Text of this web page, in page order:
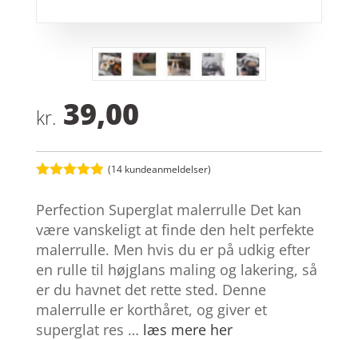
kr. 39,00
ud af 5
baseret på
kundebedøm
melser
(14 kundeanmeldelser)
Perfection Superglat malerrulle Det kan
være vanskeligt at finde den helt perfekte
malerrulle. Men hvis du er på udkig efter
en rulle til højglans maling og lakering, så
er du havnet det rette sted. Denne
malerrulle er korthåret, og giver et
superglat res … læs mere her